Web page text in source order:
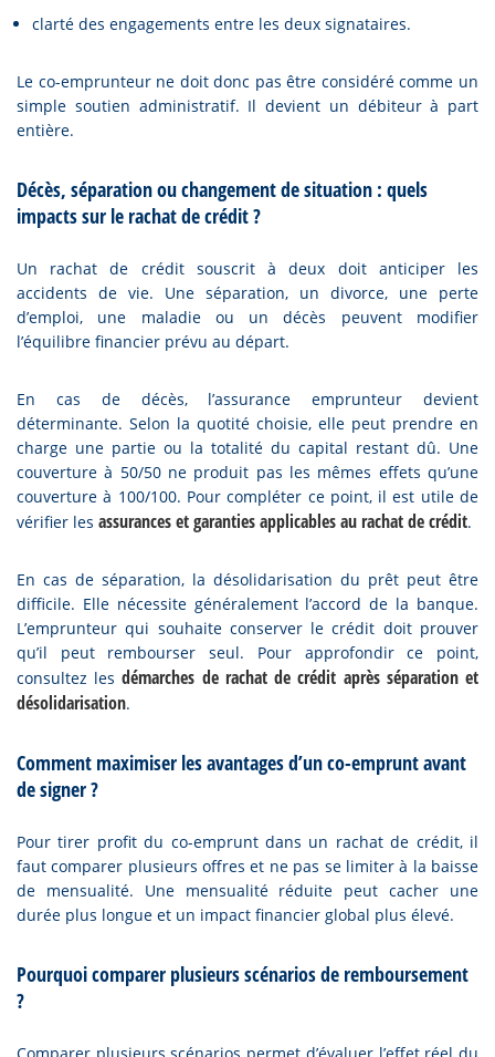
clarté des engagements entre les deux signataires.
Le co-emprunteur ne doit donc pas être considéré comme un
simple soutien administratif. Il devient un débiteur à part
entière.
Décès, séparation ou changement de situation : quels
impacts sur le rachat de crédit ?
Un rachat de crédit souscrit à deux doit anticiper les
accidents de vie. Une séparation, un divorce, une perte
d’emploi, une maladie ou un décès peuvent modifier
l’équilibre financier prévu au départ.
En cas de décès, l’assurance emprunteur devient
déterminante. Selon la quotité choisie, elle peut prendre en
charge une partie ou la totalité du capital restant dû. Une
couverture à 50/50 ne produit pas les mêmes effets qu’une
couverture à 100/100. Pour compléter ce point, il est utile de
vérifier les assurances et garanties applicables au rachat de crédit.
En cas de séparation, la désolidarisation du prêt peut être
difficile. Elle nécessite généralement l’accord de la banque.
L’emprunteur qui souhaite conserver le crédit doit prouver
qu’il peut rembourser seul. Pour approfondir ce point,
consultez lesdémarches de rachat de crédit après séparation et
désolidarisation.
Comment maximiser les avantages d’un co-emprunt avant
de signer ?
Pour tirer profit du co-emprunt dans un rachat de crédit, il
faut comparer plusieurs offres et ne pas se limiter à la baisse
de mensualité. Une mensualité réduite peut cacher une
durée plus longue et un impact financier global plus élevé.
Pourquoi comparer plusieurs scénarios de remboursement
?